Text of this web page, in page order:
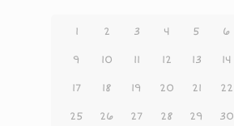
1 2 3 4 5 6
9 10 11 12 13 14
17 18 19 20 21 22
25 26 27 28 29 30